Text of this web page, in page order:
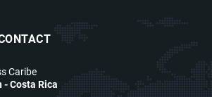
Caribe
Costa Rica